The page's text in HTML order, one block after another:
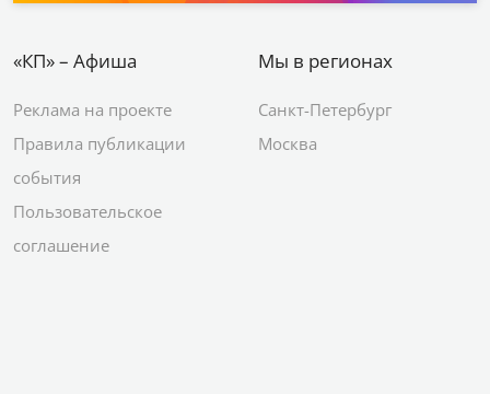
«КП» – Афиша
Реклама на проекте
Правила публикации
события
Пользовательское
соглашение
Мы в регионах
Санкт-Петербург
Москва